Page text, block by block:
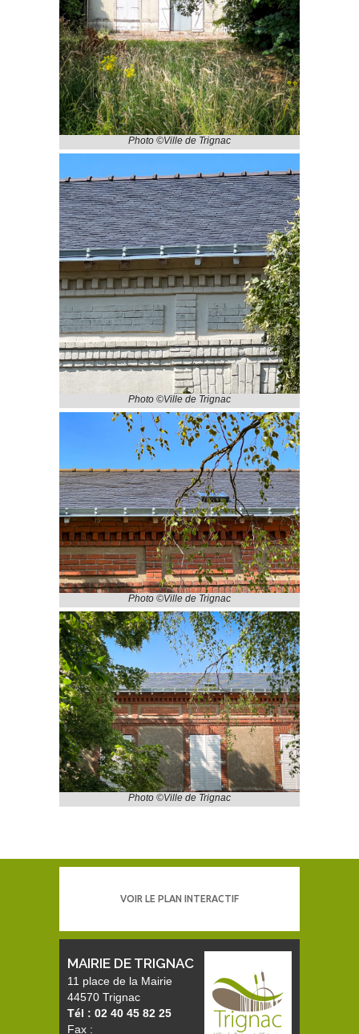
Photo ©Ville de Trignac
Photo ©Ville de Trignac
Photo ©Ville de Trignac
Photo ©Ville de Trignac
VOIR LE PLAN INTERACTIF
MAIRIE DE TRIGNAC
11 place de la Mairie
44570 Trignac
Tél : 02 40 45 82 25
Fax :